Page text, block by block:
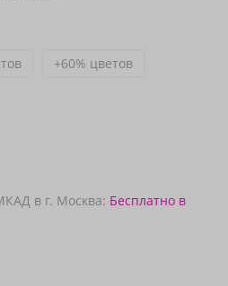
+60% цветов
в г. Москва: Бесплатно в